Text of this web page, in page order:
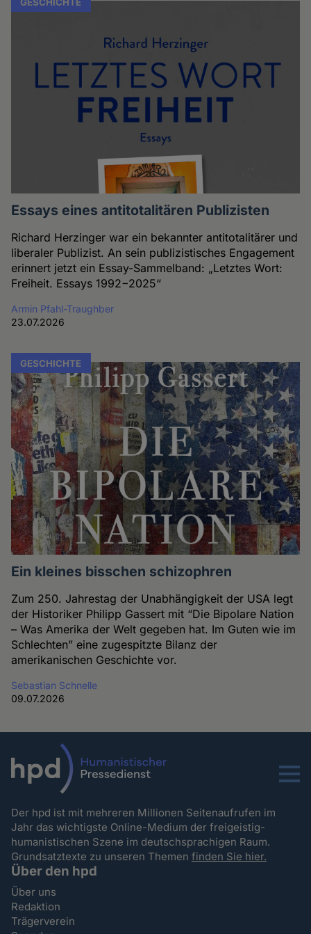
Essays eines antitotalitären Publizisten
Richard Herzinger war ein bekannter antitotalitärer und
liberaler Publizist. An sein publizistisches Engagement
erinnert jetzt ein Essay-Sammelband: „Letztes Wort:
Freiheit. Essays 1992−2025“
Armin Pfahl-Traughber
23.07.2026
GESCHICHTE
Ein kleines bisschen schizophren
Zum 250. Jahrestag der Unabhängigkeit der USA legt
der Historiker Philipp Gassert mit “Die Bipolare Nation
– Was Amerika der Welt gegeben hat. Im Guten wie im
Schlechten” eine zugespitzte Bilanz der
amerikanischen Geschichte vor.
Sebastian Schnelle
09.07.2026
Menu
Der hpd ist mit mehreren Millionen Seitenaufrufen im
Jahr das wichtigste Online-Medium der freigeistig-
humanistischen Szene im deutschsprachigen Raum.
Grundsatztexte zu unseren Themenfinden Sie hier.
Über den hpd
Über uns
Redaktion
Trägerverein